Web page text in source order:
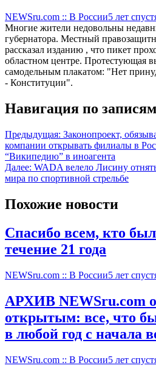
NEWSru.com :: В России5 лет
Многие жители недовольны
губернатора. Местный
рассказал изданию , что пикет
областном центре. Протестующая
самодельным плакатом: "Нет
- Конституции".
Навигация по записям
Предыдущая: Законопроект,
компании открывать филиалы в
“Википедию” в иноагента
Далее: WADA велело Лисину
мира по спортивной стрельбе
Похожие новости
Спасибо всем, кто
течение 21 года
NEWSru.com :: В России5 лет
АРХИВ NEWSru.com
открытым: все, что
в любой год с начала
NEWSru.com :: В России5 лет